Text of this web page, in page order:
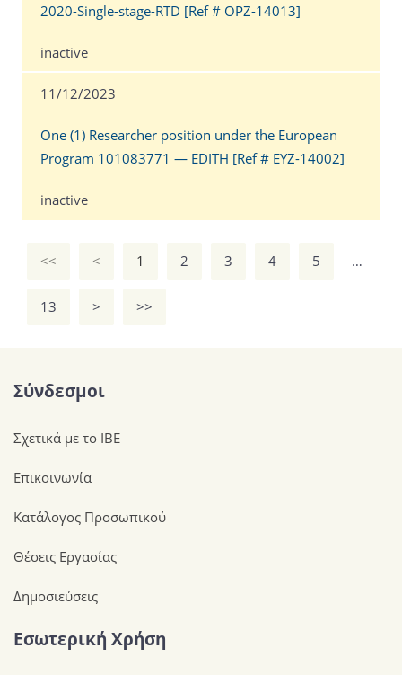
2020-Single-stage-RTD [Ref # OPΖ-14013]
inactive
11/12/2023
One (1) Researcher position under the European
Program 101083771 — EDITH [Ref # EYZ-14002]
inactive
<< < 1 2 3 4 5 …
13 > >>
Σύνδεσμοι
Σχετικά με το ΙΒΕ
Επικοινωνία
Κατάλογος Προσωπικού
Θέσεις Εργασίας
Δημοσιεύσεις
Εσωτερική Χρήση